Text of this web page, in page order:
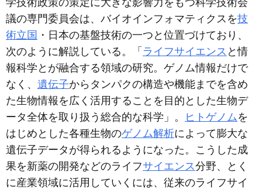
議の専門委員会は、バイオインフォマティクスを技
術立国 ・日本の基盤技術の一つと位置づけており、
次のように解説している。「 ライフサイエンス と情
報科学とが融合する領域の研究。ゲノム情報だけで
なく、 遺伝子からタンパクの構造や機能までを含め
た生物情報を広く活用することを目的とした生物デ
ータ全体を取り扱う総合的な科学」。
ヒトゲノム を
はじめとした各種生物のゲノム解析によって膨大な
遺伝子データが得られるようになった。こうした成
果を新薬の開発などのライフサイエンス分野、とく
に産業領域に活用していくには、従来のライフサイ